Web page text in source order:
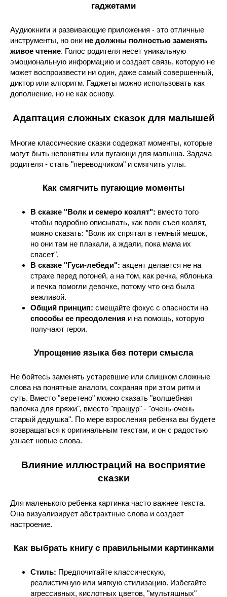
гаджетами
Аудиокниги и развивающие приложения - это отличные
инструменты, но они не должны полностью заменять
живое чтение. Голос родителя несет уникальную
эмоциональную информацию и создает связь, которую не
может воспроизвести ни один, даже самый совершенный,
диктор или алгоритм. Гаджеты можно использовать как
дополнение, но не как основу.
Адаптация сложных сказок для малышей
Многие классические сказки содержат моменты, которые
могут быть непонятны или пугающи для малыша. Задача
родителя - стать "переводчиком" и смягчить углы.
Как смягчить пугающие моменты
В сказке "Волк и семеро козлят": вместо того
чтобы подробно описывать, как волк съел козлят,
можно сказать: "Волк их спрятал в темный мешок,
но они там не плакали, а ждали, пока мама их
спасет".
В сказке "Гуси-лебеди": акцент делается не на
страхе перед погоней, а на том, как речка, яблонька
и печка помогли девочке, потому что она была
вежливой.
Общий принцип: смещайте фокус с опасности на
способы ее преодоления и на помощь, которую
получают герои.
Упрощение языка без потери смысла
Не бойтесь заменять устаревшие или слишком сложные
слова на понятные аналоги, сохраняя при этом ритм и
суть. Вместо "веретено" можно сказать "волшебная
палочка для пряжи", вместо "пращур" - "очень-очень
старый дедушка". По мере взросления ребенка вы будете
возвращаться к оригинальным текстам, и он с радостью
узнает новые слова.
Влияние иллюстраций на восприятие
сказки
Для маленького ребенка картинка часто важнее текста.
Она визуализирует абстрактные слова и создает
настроение.
Как выбрать книгу с правильными картинками
Стиль: Предпочитайте классическую,
реалистичную или мягкую стилизацию. Избегайте
агрессивных, кислотных цветов, "мультяшных"